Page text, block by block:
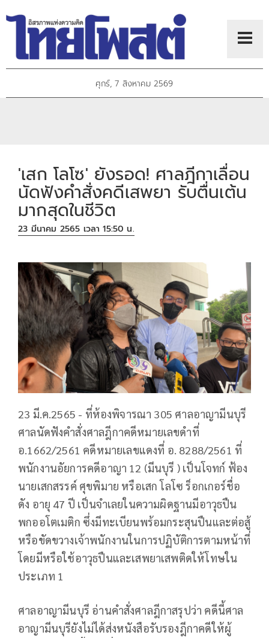
ศุกร์, 7 สิงหาคม 2569
'เสก โลโซ' ยังรอด! ศาลฎีกาเลื่อน
นัดฟังคำสั่งคดีเสพยา รับตื่นเต้น
มากสุดในชีวิต
23 มีนาคม 2565 เวลา 15:50 น.
23 มี.ค.2565 - ที่ห้องพิจารณา 305 ศาลอาญามีนบุรี
ศาลนัดฟังคำสั่งศาลฎีกาคดีหมายเลขดำที่
อ.1662/2561 คดีหมายเลขแดงที่ อ. 8288/2561 ที่
พนักงานอัยการคดีอาญา 12 (มีนบุรี ) เป็นโจทก์ ฟ้อง
นายเสกสรรค์ ศุขพิมาย หรือเสก โลโซ ร็อกเกอร์ชื่อ
ดัง อายุ 47 ปี เป็นจำเลยในความผิดฐานมีอาวุธปืน
พกออโตเมติก ซึ่งมีทะเบียนพร้อมกระสุนปืนและต่อสู้
หรือขัดขวางเจ้าพนักงานในการปฏิบัติการตามหน้าที่
โดยมีหรือใช้อาวุธปืนและเสพยาเสพติดให้โทษใน
ประเภท 1
ศาลอาญามีนบุรี อ่านคำสั่งศาลฎีกาสรุปว่า คดีนี้ศาล
อาญามีนบุรียังไม่ได้ส่งหนังสือรับรองฎีกาคดีให้ผู้